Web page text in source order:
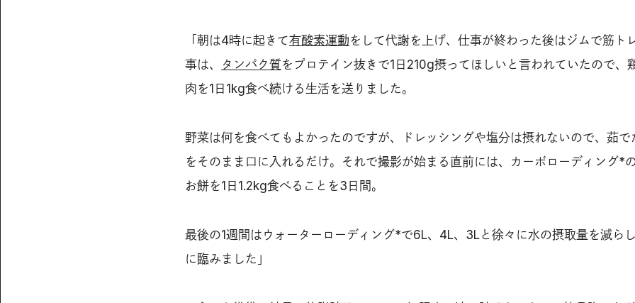
「朝は4時に起きて有酸素運動をして代謝を上げ、仕事が終わった後はジムで筋ト
事は、
タンパク質をプロテイン抜きで1日210g摂ってほしいと言われていたので、
肉を1日1kg食べ続ける生活を送りました。
野菜は何を食べてもよかったのですが、ドレッシングや塩分は摂れないので、茹で
をそのまま口に入れるだけ。それで撮影が始まる直前には、カーボローディング*
お餅を1日1.2kg食べることを3日間。
最後の1週間はウォーターローディング*で6L、4L、3Lと徐々に水の摂取量を減ら
に臨みました」